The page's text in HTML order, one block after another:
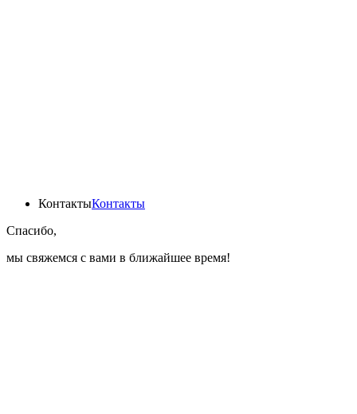
КонтактыКонтакты
Спасибо,
мы свяжемся с вами в ближайшее время!